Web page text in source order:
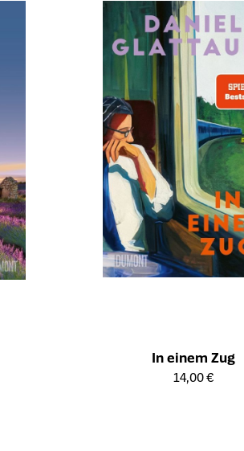
In einem Zug
Öffnet die Detailseite des
14,00 €